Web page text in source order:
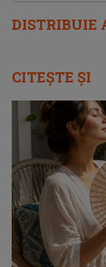
DISTRIBUIE
CITEȘTE ȘI